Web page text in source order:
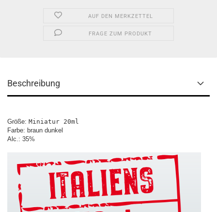
AUF DEN MERKZETTEL
FRAGE ZUM PRODUKT
Beschreibung
Größe: Miniatur 20ml
Farbe: braun dunkel
Alc.: 35%